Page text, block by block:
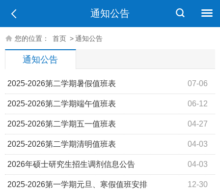
通知公告
您的位置： 首页 >通知公告
通知公告
07-06
2025-2026第二学期暑假值班表
06-12
2025-2026第二学期端午值班表
04-27
2025-2026第二学期五一值班表
04-03
2025-2026第二学期清明值班表
04-03
2026年硕士研究生招生调剂信息公告
12-30
2025-2026第一学期元旦、寒假值班安排